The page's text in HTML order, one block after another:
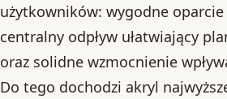
użytkowników: wygodne
centralny odpływ ułatwiający
oraz solidne wzmocnienie
Do tego dochodzi akryl